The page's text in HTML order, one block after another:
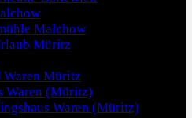
Malchow
Müritz
Waren Müritz
Waren (Müritz)
Waren (Müritz)